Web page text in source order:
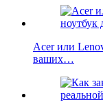
Acer или
ваших…